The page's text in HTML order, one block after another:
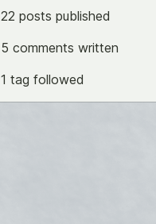
22 posts published
5 comments written
1 tag followed